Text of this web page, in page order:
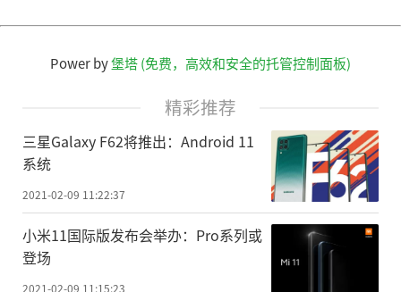
Power by堡塔 (免费，高效和安全的托管控制面板)
精彩推荐
三星Galaxy F62将推出：Android 11
系统
2021-02-09 11:22:37
小米11国际版发布会举办：Pro系列或
登场
2021-02-09 11:15:23